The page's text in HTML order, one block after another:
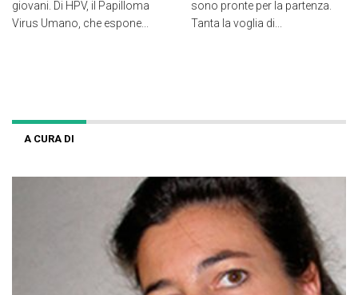
giovani. Di HPV, il Papilloma
Virus Umano, che espone...
sono pronte per la partenza.
Tanta la voglia di...
A CURA DI